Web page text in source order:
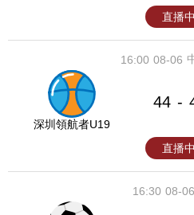
直播中
08-06
16:00
深圳領航者U19
44 -
直播中
08-06
16:30